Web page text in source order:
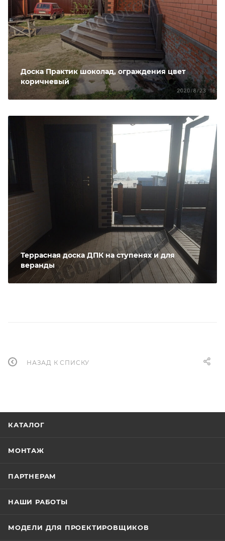
Доска Практик шоколад, ограждения цвет
коричневый
Террасная доска ДПК на ступенях и для
веранды
НАЗАД К СПИСКУ
КАТАЛОГ
МОНТАЖ
ПАРТНЕРАМ
НАШИ РАБОТЫ
МОДЕЛИ ДЛЯ ПРОЕКТИРОВЩИКОВ